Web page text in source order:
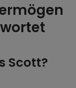
Scott?